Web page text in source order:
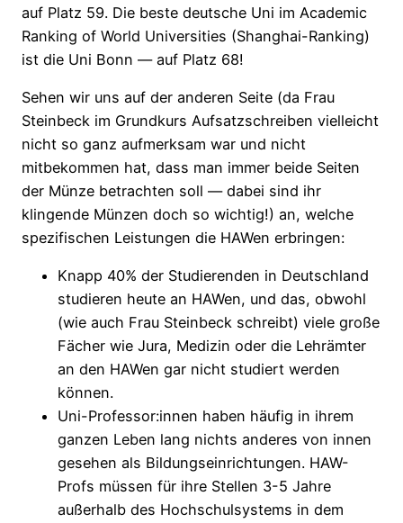
auf Platz 59. Die beste deutsche Uni im Academic
Ranking of World Universities (Shanghai-Ranking)
ist die Uni Bonn — auf Platz 68!
Sehen wir uns auf der anderen Seite (da Frau
Steinbeck im Grundkurs Aufsatzschreiben vielleicht
nicht so ganz aufmerksam war und nicht
mitbekommen hat, dass man immer beide Seiten
der Münze betrachten soll — dabei sind ihr
klingende Münzen doch so wichtig!) an, welche
spezifischen Leistungen die HAWen erbringen:
Knapp 40% der Studierenden in Deutschland
studieren heute an HAWen, und das, obwohl
(wie auch Frau Steinbeck schreibt) viele große
Fächer wie Jura, Medizin oder die Lehrämter
an den HAWen gar nicht studiert werden
können.
Uni-Professor:innen haben häufig in ihrem
ganzen Leben lang nichts anderes von innen
gesehen als Bildungseinrichtungen. HAW-
Profs müssen für ihre Stellen 3-5 Jahre
außerhalb des Hochschulsystems in dem